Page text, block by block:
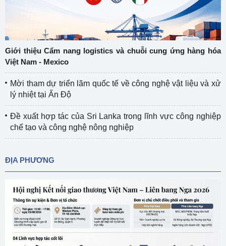
Giới thiệu Cẩm nang logistics và chuỗi cung ứng hàng hóa
Việt Nam - Mexico
Mời tham dự triển lãm quốc tế về công nghệ vật liệu và xử
lý nhiệt tại Ấn Độ
Đề xuất hợp tác của Sri Lanka trong lĩnh vực công nghiệp
chế tạo và công nghệ nông nghiệp
ĐỊA PHƯƠNG